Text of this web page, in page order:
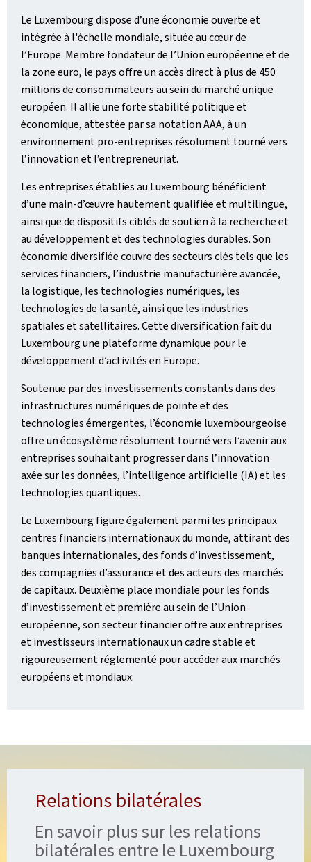
Le Luxembourg dispose d’une économie ouverte et
intégrée à l'échelle mondiale, située au cœur de
l’Europe. Membre fondateur de l’Union européenne et de
la zone euro, le pays offre un accès direct à plus de 450
millions de consommateurs au sein du marché unique
européen. Il allie une forte stabilité politique et
économique, attestée par sa notation AAA, à un
environnement pro‑entreprises résolument tourné vers
l’innovation et l’entrepreneuriat.
Les entreprises établies au Luxembourg bénéficient
d’une main-d’œuvre hautement qualifiée et multilingue,
ainsi que de dispositifs ciblés de soutien à la recherche et
au développement et des technologies durables. Son
économie diversifiée couvre des secteurs clés tels que les
services financiers, l’industrie manufacturière avancée,
la logistique, les technologies numériques, les
technologies de la santé, ainsi que les industries
spatiales et satellitaires. Cette diversification fait du
Luxembourg une plateforme dynamique pour le
développement d’activités en Europe.
Soutenue par des investissements constants dans des
infrastructures numériques de pointe et des
technologies émergentes, l’économie luxembourgeoise
offre un écosystème résolument tourné vers l’avenir aux
entreprises souhaitant progresser dans l’innovation
axée sur les données, l’intelligence artificielle (IA) et les
technologies quantiques.
Le Luxembourg figure également parmi les principaux
centres financiers internationaux du monde, attirant des
banques internationales, des fonds d’investissement,
des compagnies d’assurance et des acteurs des marchés
de capitaux. Deuxième place mondiale pour les fonds
d’investissement et première au sein de l’Union
européenne, son secteur financier offre aux entreprises
et investisseurs internationaux un cadre stable et
rigoureusement réglementé pour accéder aux marchés
européens et mondiaux.
Relations bilatérales
En savoir plus sur les relations
bilatérales entre le Luxembourg